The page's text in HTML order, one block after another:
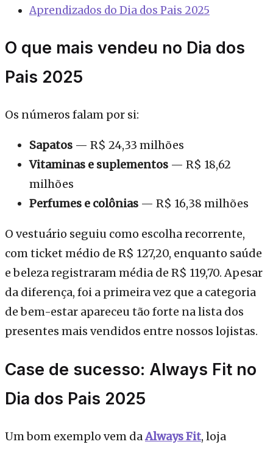
Aprendizados do Dia dos Pais 2025
O que mais vendeu no Dia dos
Pais 2025
Os números falam por si:
Sapatos — R$ 24,33 milhões
Vitaminas e suplementos — R$ 18,62
milhões
Perfumes e colônias — R$ 16,38 milhões
O vestuário seguiu como escolha recorrente,
com ticket médio de R$ 127,20, enquanto saúde
e beleza registraram média de R$ 119,70. Apesar
da diferença, foi a primeira vez que a categoria
de bem-estar apareceu tão forte na lista dos
presentes mais vendidos entre nossos lojistas.
Case de sucesso: Always Fit no
Dia dos Pais 2025
Um bom exemplo vem daAlways Fit, loja